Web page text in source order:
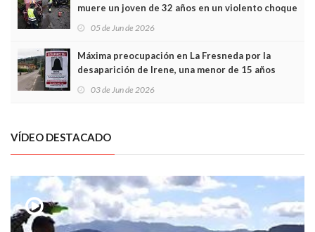
muere un joven de 32 años en un violento choque
05 de Jun de 2026
Máxima preocupación en La Fresneda por la
desaparición de Irene, una menor de 15 años
03 de Jun de 2026
VÍDEO DESTACADO